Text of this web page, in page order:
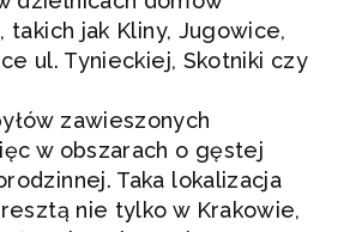
takich jak Kliny, Jugowice,
ul. Tynieckiej, Skotniki czy
zawieszonych
w obszarach o gęstej
Taka lokalizacja
nie tylko w Krakowie,